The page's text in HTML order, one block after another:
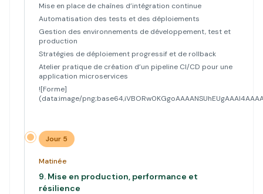
Mise en place de chaînes d’intégration continue
Automatisation des tests et des déploiements
Gestion des environnements de développement, test et
production
Stratégies de déploiement progressif et de rollback
Atelier pratique de création d’un pipeline CI/CD pour une
application microservices
![Forme]
(data:image/
Jour 5
Matinée
9. Mise en production, performance et
résilience